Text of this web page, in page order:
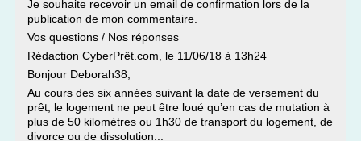
Je souhaite recevoir un email de confirmation lors de la
publication de mon commentaire.
Vos questions / Nos réponses
Rédaction CyberPrêt.com, le 11/06/18 à 13h24
Bonjour Deborah38,
Au cours des six années suivant la date de versement du
prêt, le logement ne peut être loué qu’en cas de mutation à
plus de 50 kilomètres ou 1h30 de transport du logement, de
divorce ou de dissolution...